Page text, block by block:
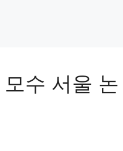
수 서울 논